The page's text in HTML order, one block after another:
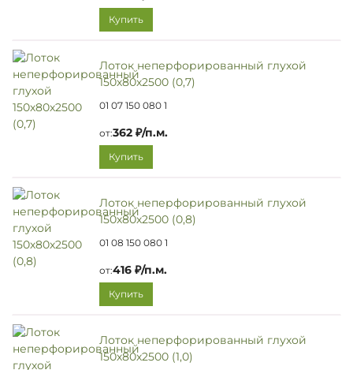
Купить
Лоток неперфорированный глухой
150х80х2500 (0,7)
01 07 150 080 1
от:362 ₽/п.м.
Купить
Лоток неперфорированный глухой
150х80х2500 (0,8)
01 08 150 080 1
от:416 ₽/п.м.
Купить
Лоток неперфорированный глухой
150х80х2500 (1,0)